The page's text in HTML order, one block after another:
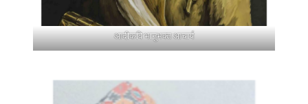
आदीकवि भानुभक्त आचार्य